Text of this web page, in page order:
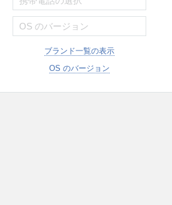
ブランド一覧の表示
OS のバージョン